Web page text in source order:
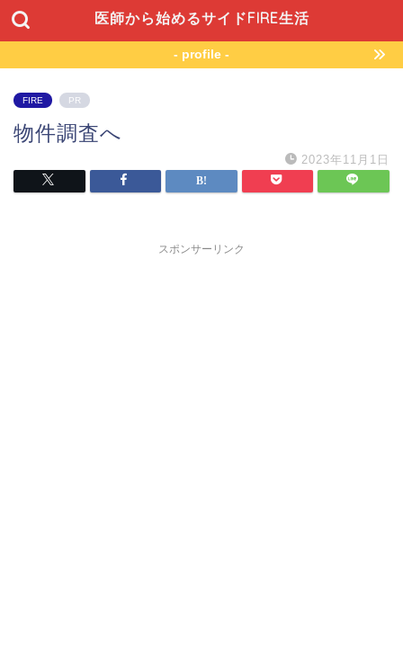
医師から始めるサイドFIRE生活
- profile -
FIRE PR
物件調査へ
2023年11月1日
スポンサーリンク